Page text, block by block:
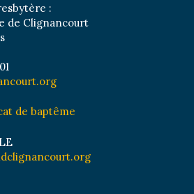
:
de Clignancourt
de baptême